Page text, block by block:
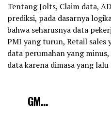
Tentang Jolts, Claim data,
prediksi, pada dasarnya
bahwa seharusnya data
PMI yang turun, Retail sales
data perumahan yang
data karena dimasa yang
GM…